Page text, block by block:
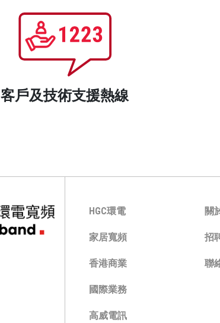
客戶及技術支援熱線
HGC環電
家居寬頻
香港商業
國際業務
高威電訊
關
招
聯